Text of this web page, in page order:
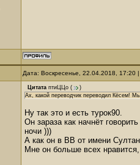
Дата: Воскресенье, 22.04.2018,
Цитата птиЦЦо (
)
Ах, какой переводчик переводил Кёсем!
Ну так это и есть турок90.
Он зараза как начнёт
ночи )))
А как он в ВВ от имени
Мне он больше всех